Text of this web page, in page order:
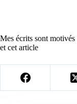
Mes écrits sont
et cet article